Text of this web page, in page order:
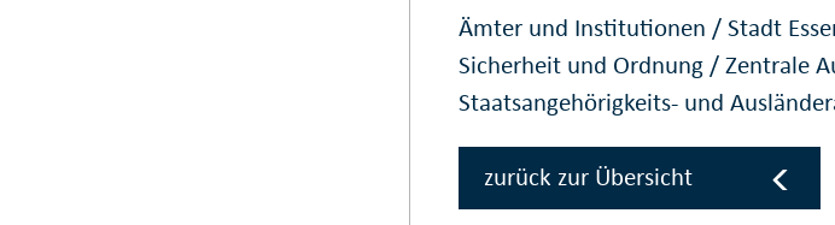
Ämter und Institutionen /Stadt
Sicherheit und Ordnung /Zentrale
Staatsangehörigkeits- und
zurück zur Übersicht